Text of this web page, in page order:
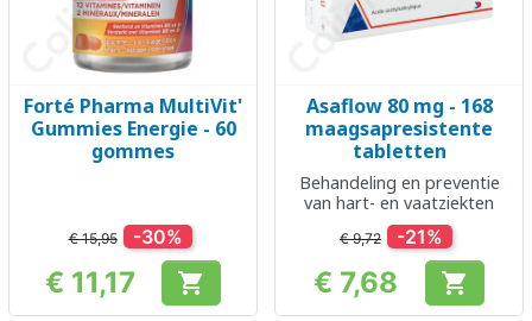
Forté Pharma MultiVit'
Gummies Energie - 60
gommes
€ 15,95 -30%
Prijs
€ 11,17 
Asaflow 80 mg - 168
maagsapresistente
tabletten
Behandeling en preventie
van hart- en vaatziekten
€ 9,72 -21%
Prijs
€ 7,68 